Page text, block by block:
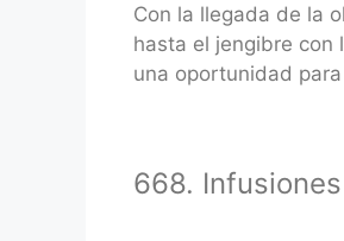
RSS FEED
LINK
EMBED
Con la llegada de la
hasta el jengibre con
una oportunidad
668.